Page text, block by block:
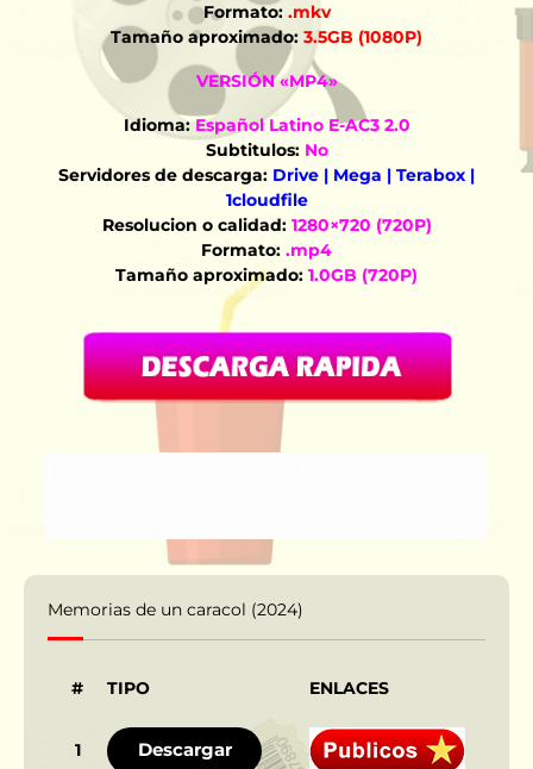
Formato: .mkv
Tamaño aproximado: 3.5GB (1080P)
VERSIÓN «MP4»
Idioma: Español Latino E-AC3 2.0
Subtitulos: No
Servidores de descarga: Drive | Mega | Terabox |
1cloudfile
Resolucion o calidad: 1280×720 (720P)
Formato: .mp4
Tamaño aproximado: 1.0GB (720P)
Memorias de un caracol (2024)
# TIPO ENLACES
1 Descargar